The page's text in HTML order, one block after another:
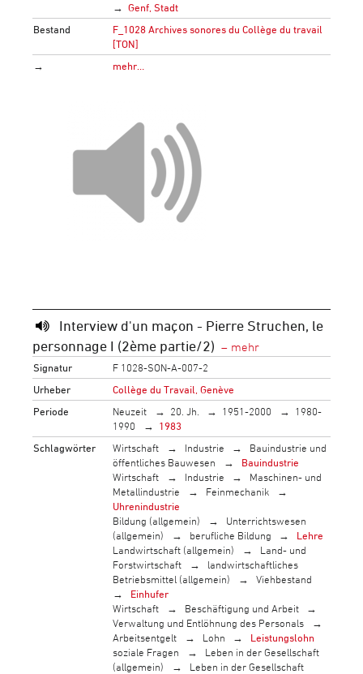
Genf, Stadt
Bestand
F_1028 Archives sonores du Collège du travail
[TON]
→
mehr…
Interview d'un maçon - Pierre Struchen, le
personnage I (2ème partie/2)
Signatur
F 1028-SON-A-007-2
Urheber
Collège du Travail, Genève
Periode
Neuzeit 20. Jh. 1951-2000
1980-
1990
1983
Schlagwörter
Wirtschaft Industrie
Bauindustrie und
öffentliches Bauwesen
Bauindustrie
Wirtschaft
Industrie
Maschinen- und
Metallindustrie
Feinmechanik
Uhrenindustrie
Bildung (allgemein)
Unterrichtswesen
(allgemein)
berufliche Bildung
Lehre
Landwirtschaft (allgemein)
Land- und
Forstwirtschaft
landwirtschaftliches
Betriebsmittel (allgemein)
Viehbestand
Einhufer
Wirtschaft
Beschäftigung und Arbeit
Verwaltung und Entlöhnung des Personals
Arbeitsentgelt
Lohn
Leistungslohn
soziale Fragen
Leben in der Gesellschaft
(allgemein)
Leben in der Gesellschaft